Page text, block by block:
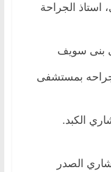
استاذ الجراحة
بنى سويف
بمستشفى
الكبد.
الصدر